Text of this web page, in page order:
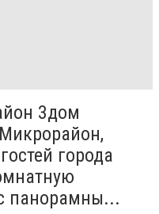
3дом
города
панорамны...